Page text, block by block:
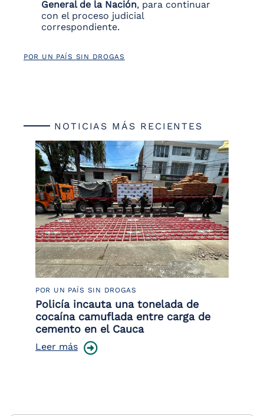
General de la Nación, para continuar
con el proceso judicial
correspondiente.
POR UN PAÍS SIN DROGAS
NOTICIAS MÁS RECIENTES
POR UN PAÍS SIN DROGAS
Policía incauta una tonelada de
cocaína camuflada entre carga de
cemento en el Cauca
Leer más